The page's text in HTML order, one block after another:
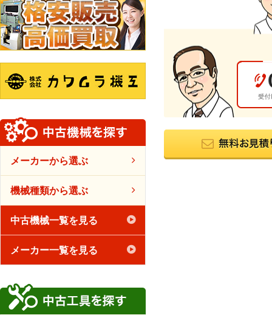
メーカーから選ぶ
機械種類から選ぶ
中古機械一覧を見る
メーカー一覧を見る